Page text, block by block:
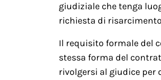
giudiziale che tenga
richiesta di
Il requisito formale del
stessa forma del
rivolgersi al giudice